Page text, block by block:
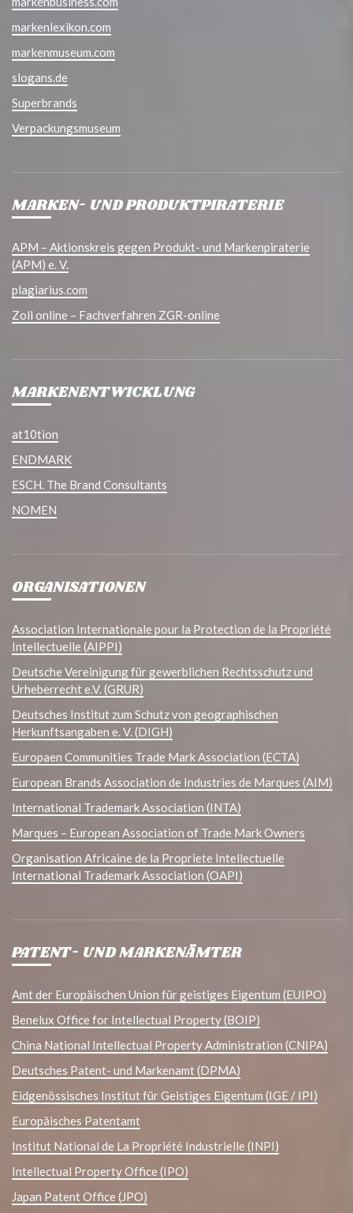
markenlexikon.com
markenmuseum.com
slogans.de
Superbrands
Verpackungsmuseum
MARKEN- UND PRODUKTPIRATERIE
APM – Aktionskreis gegen Produkt- und Markenpiraterie
(APM) e. V.
plagiarius.com
Zoll online – Fachverfahren ZGR-online
MARKENENTWICKLUNG
at10tion
ENDMARK
ESCH. The Brand Consultants
NOMEN
ORGANISATIONEN
Association Internationale pour la Protection de la Propriété
Intellectuelle (AIPPI)
Deutsche Vereinigung für gewerblichen Rechtsschutz und
Urheberrecht e.V. (GRUR)
Deutsches Institut zum Schutz von geographischen
Herkunftsangaben e. V. (DIGH)
Europaen Communities Trade Mark Association (ECTA)
European Brands Association de Industries de Marques (AIM)
International Trademark Association (INTA)
Marques – European Association of Trade Mark Owners
Organisation Africaine de la Propriete Intellectuelle
International Trademark Association (OAPI)
PATENT- UND MARKENÄMTER
Amt der Europäischen Union für geistiges Eigentum (EUIPO)
Benelux Office for Intellectual Property (BOIP)
China National Intellectual Property Administration (CNIPA)
Deutsches Patent- und Markenamt (DPMA)
Eidgenössisches Institut für Geistiges Eigentum (IGE / IPI)
Europäisches Patentamt
Institut National de La Propriété Industrielle (INPI)
Intellectual Property Office (IPO)
Japan Patent Office (JPO)